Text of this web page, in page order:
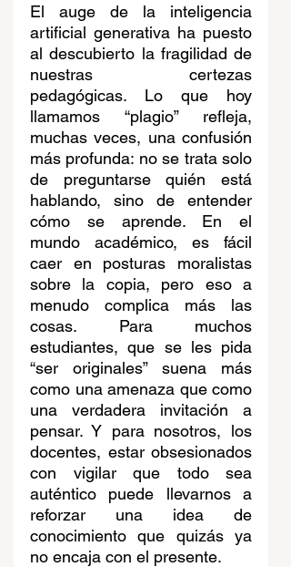
El auge de la inteligencia
artificial generativa ha puesto
al descubierto la fragilidad de
nuestras certezas
pedagógicas. Lo que hoy
llamamos “plagio” refleja,
muchas veces, una confusión
más profunda: no se trata solo
de preguntarse quién está
hablando, sino de entender
cómo se aprende. En el
mundo académico, es fácil
caer en posturas moralistas
sobre la copia, pero eso a
menudo complica más las
cosas. Para muchos
estudiantes, que se les pida
“ser originales” suena más
como una amenaza que como
una verdadera invitación a
pensar. Y para nosotros, los
docentes, estar obsesionados
con vigilar que todo sea
auténtico puede llevarnos a
reforzar una idea de
conocimiento que quizás ya
no encaja con el presente.